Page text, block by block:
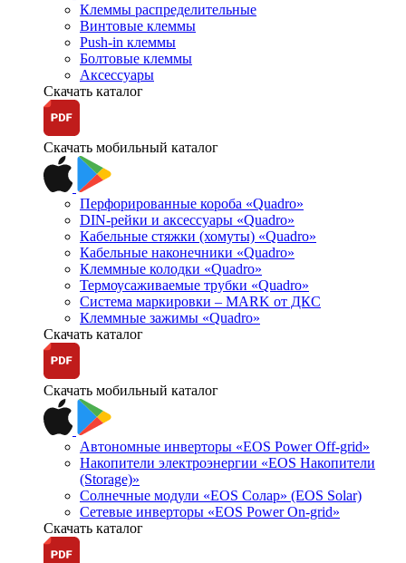
Клеммы распределительные
Винтовые клеммы
Push-in клеммы
Болтовые клеммы
Аксессуары
Скачать каталог
Скачать мобильный каталог
Перфорированные короба «Quadro»
DIN-рейки и аксессуары «Quadro»
Кабельные стяжки (хомуты) «Quadro»
Кабельные наконечники «Quadro»
Клеммные колодки «Quadro»
Термоусаживаемые трубки «Quadro»
Система маркировки – MARK от ДКС
Клеммные зажимы «Quadro»
Скачать каталог
Скачать мобильный каталог
Автономные инверторы «EOS Power Off-grid»
Накопители электроэнергии «EOS Накопители
(Storage)»
Солнечные модули «EOS Солар» (EOS Solar)
Сетевые инверторы «EOS Power On-grid»
Скачать каталог